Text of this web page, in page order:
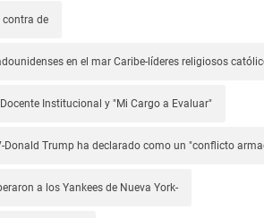
de
en el mar Caribe-líderes religiosos
Institucional y "Mi Cargo a Evaluar"
Donald Trump ha declarado como un "conflicto
a los Yankees de Nueva York-